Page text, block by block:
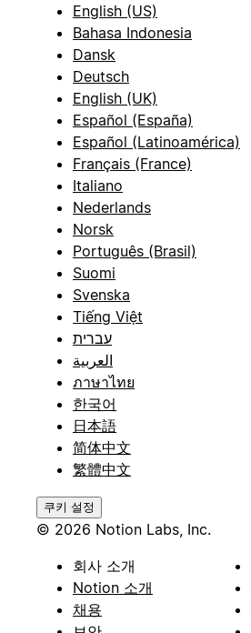
English (US)
Bahasa Indonesia
Dansk
Deutsch
English (UK)
Español (España)
Español (Latinoamérica)
Français (France)
Italiano
Nederlands
Norsk
Português (Brasil)
Suomi
Svenska
Tiếng Việt
עברית
العربية
ภาษาไทย
한국어
日本語
简体中文
繁體中文
쿠키 설정
© 2026 Notion Labs, Inc.
회사 소개
Notion 소개
채용